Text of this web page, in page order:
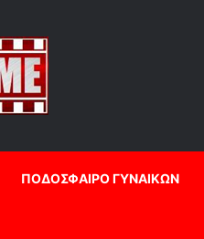
ΠΟΔΟΣΦΑΙΡΟ ΓΥΝΑΙΚΩΝ